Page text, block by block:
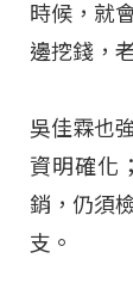
時候，就
邊挖錢，
吳佳霖也
資明確化
銷，仍須
支。​